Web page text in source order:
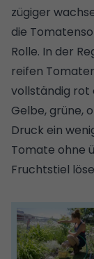
zügiger
die
Rolle. In der
reifen
vollständig rot
Gelbe, grüne,
Druck ein
Tomate ohne
Fruchtstiel